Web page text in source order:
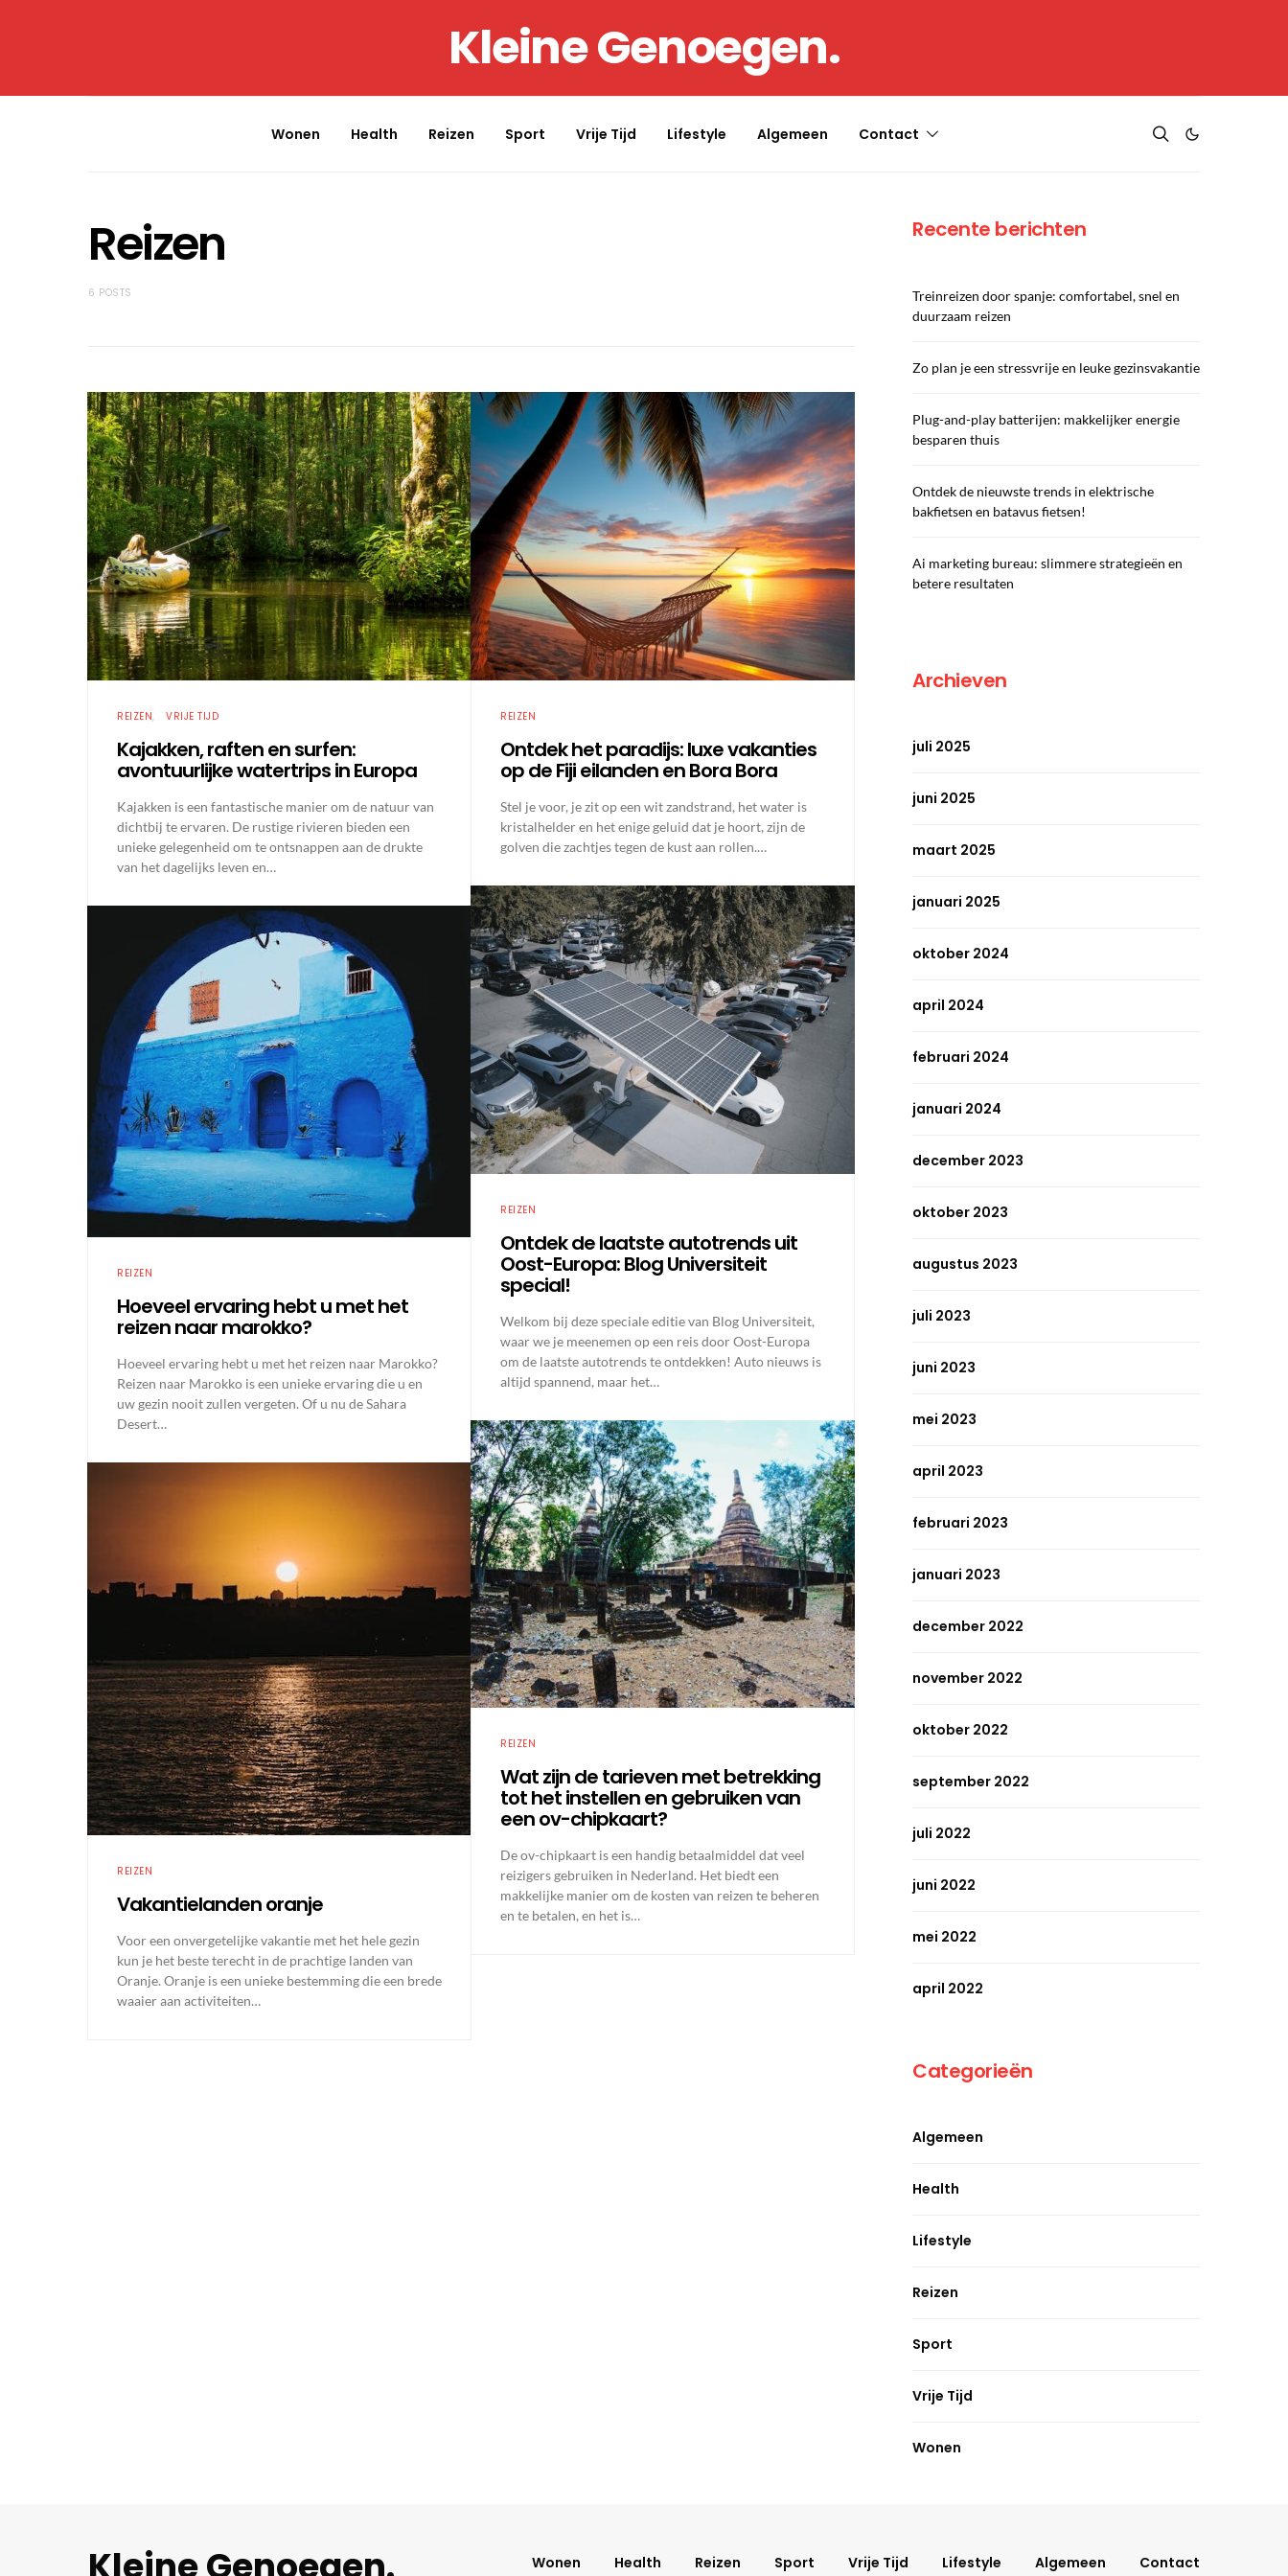
Kleine Genoegen.
Wonen Health Reizen Sport Vrije Tijd Lifestyle Algemeen Contact
Reizen
6 POSTS
REIZEN VRIJE TIJD
Kajakken, raften en surfen:
avontuurlijke watertrips in Europa
Kajakken is een fantastische manier om de natuur van
dichtbij te ervaren. De rustige rivieren bieden een
unieke gelegenheid om te ontsnappen aan de drukte
van het dagelijks leven en…
REIZEN
Hoeveel ervaring hebt u met het
reizen naar marokko?
Hoeveel ervaring hebt u met het reizen naar Marokko?
Reizen naar Marokko is een unieke ervaring die u en
uw gezin nooit zullen vergeten. Of u nu de Sahara
Desert…
REIZEN
Vakantielanden oranje
Voor een onvergetelijke vakantie met het hele gezin
kun je het beste terecht in de prachtige landen van
Oranje. Oranje is een unieke bestemming die een brede
waaier aan activiteiten…
REIZEN
Ontdek het paradijs: luxe vakanties
op de Fiji eilanden en Bora Bora
Stel je voor, je zit op een wit zandstrand, het water is
kristalhelder en het enige geluid dat je hoort, zijn de
golven die zachtjes tegen de kust aan rollen.…
REIZEN
Ontdek de laatste autotrends uit
Oost-Europa: Blog Universiteit
special!
Welkom bij deze speciale editie van Blog Universiteit,
waar we je meenemen op een reis door Oost-Europa
om de laatste autotrends te ontdekken! Auto nieuws is
altijd spannend, maar het…
REIZEN
Wat zijn de tarieven met betrekking
tot het instellen en gebruiken van
een ov-chipkaart?
De ov-chipkaart is een handig betaalmiddel dat veel
reizigers gebruiken in Nederland. Het biedt een
makkelijke manier om de kosten van reizen te beheren
en te betalen, en het is…
Recente berichten
Treinreizen door spanje: comfortabel, snel en
duurzaam reizen
Zo plan je een stressvrije en leuke gezinsvakantie
Plug-and-play batterijen: makkelijker energie
besparen thuis
Ontdek de nieuwste trends in elektrische
bakfietsen en batavus fietsen!
Ai marketing bureau: slimmere strategieën en
betere resultaten
Archieven
juli 2025
juni 2025
maart 2025
januari 2025
oktober 2024
april 2024
februari 2024
januari 2024
december 2023
oktober 2023
augustus 2023
juli 2023
juni 2023
mei 2023
april 2023
februari 2023
januari 2023
december 2022
november 2022
oktober 2022
september 2022
juli 2022
juni 2022
mei 2022
april 2022
Categorieën
Algemeen
Health
Lifestyle
Reizen
Sport
Vrije Tijd
Wonen
Wonen Health Reizen Sport Vrije Tijd Lifestyle Algemeen Contact